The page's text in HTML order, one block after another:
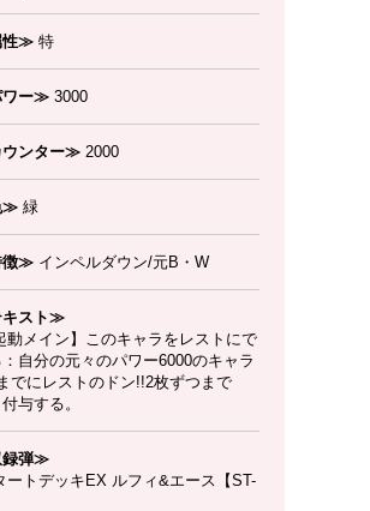
≫ 特
ー≫ 3000
ンター≫ 2000
≫ 緑
≫ インペルダウン/元B・W
スト≫
動メイン】このキャラをレストにで
：自分の元々のパワー6000のキャラ
でにレストのドン!!2枚ずつまで
与する。
弾≫
ートデッキEX ルフィ&エース【ST-